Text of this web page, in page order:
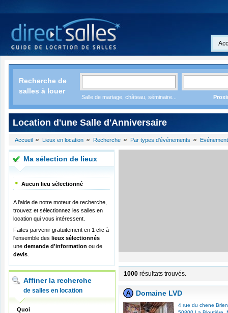
Recherche de
salles à louer
Salle de mariage, château, séminaire...
Location d'une Salle d'Anniversaire
Accueil Lieux en location Recherche Par types d'événements
Ma sélection de lieux
Aucun lieu sélectionné
A l'aide de notre moteur de recherche,
trouvez et sélectionnez les salles en
location qui vous intéressent.
Faites parvenir gratuitement en 1 clic à
l'ensemble des lieux sélectionnés
une demande d'information ou de
devis
Affiner la recherche
de salles en location
Quoi
1000 résultats trouvés.
Domaine LVD
4 rue du chene